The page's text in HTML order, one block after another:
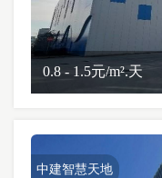
0.8 - 1.5元/m².天
中建智慧天地